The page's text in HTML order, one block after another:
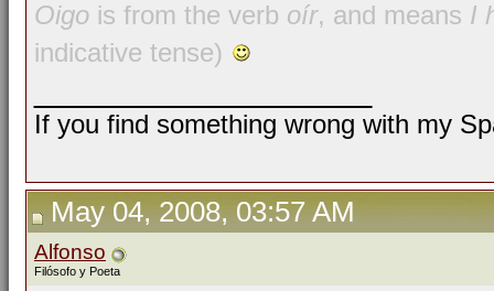
Oigo is from the verb oír, and means I
indicative tense)
If you find something wrong with my
May 04, 2008, 03:57 AM
Alfonso
Filósofo y Poeta